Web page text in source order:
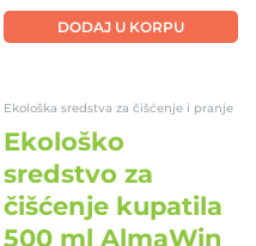
DODAJ U KORPU
Ekološka sredstva za čišćenje i pranje
Ekološko
sredstvo za
čišćenje kupatila
500 ml AlmaWin